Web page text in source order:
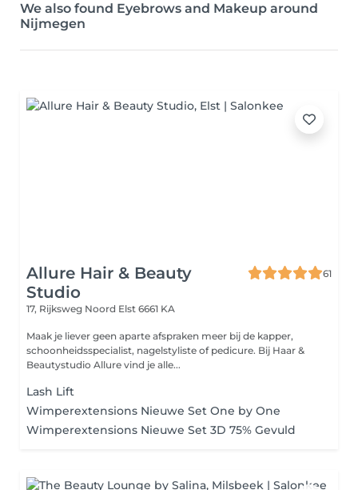
We also found Eyebrows and Makeup around
Nijmegen
Allure Hair & Beauty
Studio
61
17, Rijksweg Noord Elst 6661 KA
Maak je liever geen aparte afspraken meer bij de kapper,
schoonheidsspecialist, nagelstyliste of pedicure. Bij Haar &
Beautystudio Allure vind je alle...
Lash Lift
Wimperextensions Nieuwe Set One by One
Wimperextensions Nieuwe Set 3D 75% Gevuld